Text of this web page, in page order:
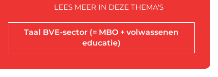
Taal BVE-sector (= MBO + volwassenen
educatie)
LEES MEER IN DEZE THEMA'S